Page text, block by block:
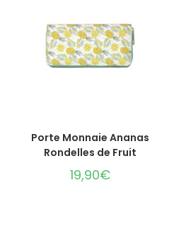
AJOUTER AU PANIER
Porte Monnaie Ananas
Rondelles de Fruit
19,90€